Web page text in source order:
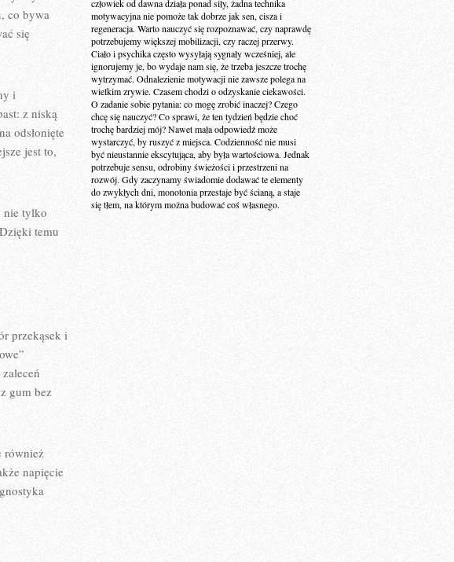
co bywa
się
i
z niską
odsłonięte
jest to,
nie tylko
temu
przekąsek i
gum bez
również
napięcie
człowiek od dawna działa ponad siły, żadna technika
motywacyjna nie pomoże tak dobrze jak sen, cisza i
regeneracja. Warto nauczyć się rozpoznawać, czy naprawdę
potrzebujemy większej mobilizacji, czy raczej przerwy.
Ciało i psychika często wysyłają sygnały wcześniej, ale
ignorujemy je, bo wydaje nam się, że trzeba jeszcze trochę
wytrzymać. Odnalezienie motywacji nie zawsze polega na
wielkim zrywie. Czasem chodzi o odzyskanie ciekawości.
O zadanie sobie pytania: co mogę zrobić inaczej? Czego
chcę się nauczyć? Co sprawi, że ten tydzień będzie choć
trochę bardziej mój? Nawet mała odpowiedź może
wystarczyć, by ruszyć z miejsca. Codzienność nie musi
być nieustannie ekscytująca, aby była wartościowa. Jednak
potrzebuje sensu, odrobiny świeżości i przestrzeni na
rozwój. Gdy zaczynamy świadomie dodawać te elementy
do zwykłych dni, monotonia przestaje być ścianą, a staje
się tłem, na którym można budować coś własnego.